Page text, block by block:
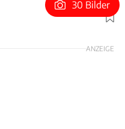
Foto: Motorsport Images
30 Bilder
ANZEIGE